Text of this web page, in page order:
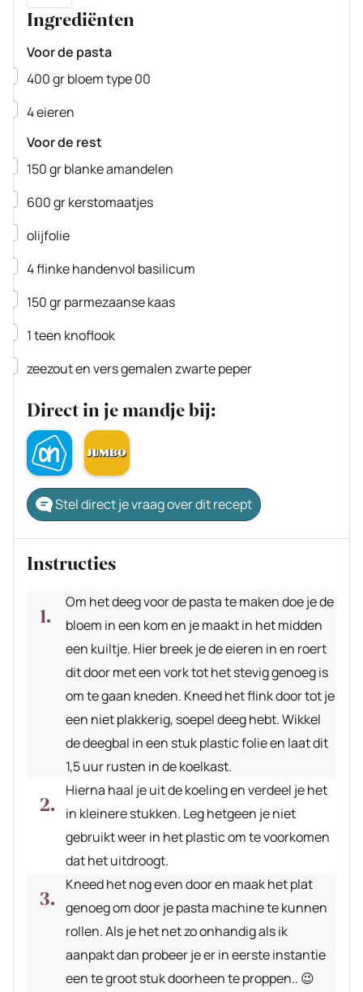
Ingrediënten
Voor de pasta
▢
400grbloem type 00
▢
4eieren
Voor de rest
▢
150grblanke amandelen
▢
600grkerstomaatjes
▢
olijfolie
▢
4flinke handenvol basilicum
▢
150grparmezaanse kaas
▢
1teen knoflook
▢
zeezout en vers gemalen zwarte peper
Direct in je mandje bij:
Stel direct je vraag over dit recept
Instructies
Om het deeg voor de pasta te maken doe je de
bloem in een kom en je maakt in het midden
een kuiltje. Hier breek je de eieren in en roert
dit door met een vork tot het stevig genoeg is
om te gaan kneden. Kneed het flink door tot je
een niet plakkerig, soepel deeg hebt. Wikkel
de deegbal in een stuk plastic folie en laat dit
1,5 uur rusten in de koelkast.
Hierna haal je uit de koeling en verdeel je het
in kleinere stukken. Leg hetgeen je niet
gebruikt weer in het plastic om te voorkomen
dat het uitdroogt.
Kneed het nog even door en maak het plat
genoeg om door je pasta machine te kunnen
rollen. Als je het net zo onhandig als ik
aanpakt dan probeer je er in eerste instantie
een te groot stuk doorheen te proppen.. 😉